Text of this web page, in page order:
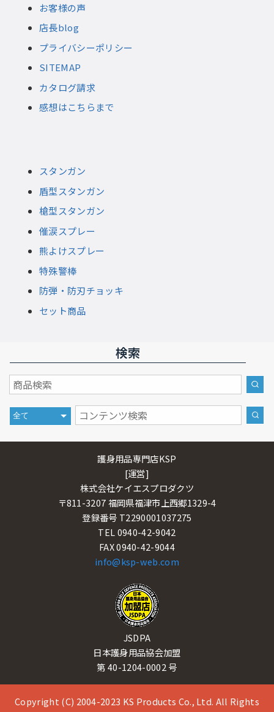
お客様の声
店長blog
プライバシーポリシー
SITEMAP
カタログ請求
感想はこちらまで
スタンガン
盾型スタンガン
槍型スタンガン
催涙スプレー
熊よけスプレー
特殊警棒
防弾・防刃チョッキ
セット商品
検索
護身用品専門店KSP
[運営]
株式会社ケイエスプロダクツ
〒811-3207 福岡県福津市上西郷1329-4
登録番号 T2290001037275
TEL 0940-42-9042
FAX 0940-42-9044
info@ksp-web.com
JSDPA
日本護身用品協会加盟
第 40-1204-0002 号
Copyright (C) 2004-2023 KS Products Co., Ltd. All Rights